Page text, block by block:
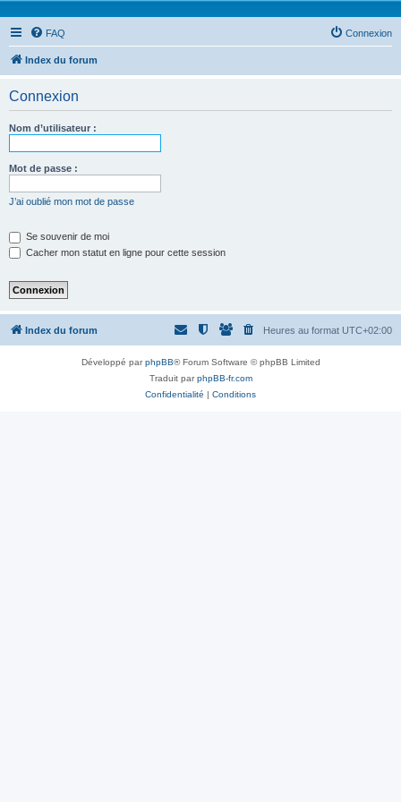
FAQ Connexion
Index du forum
Connexion
Nom d’utilisateur :
Mot de passe :
J’ai oublié mon mot de passe
Se souvenir de moi
Cacher mon statut en ligne pour cette session
Index du forum Heures au format UTC+02:00
Développé parphpBB® Forum Software © phpBB Limited
Traduit parphpBB-fr.com
Confidentialité | Conditions